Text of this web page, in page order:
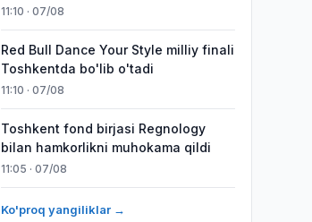
11:10 · 07/08
Red Bull Dance Your Style milliy finali
Toshkentda bo'lib o'tadi
11:10 · 07/08
Toshkent fond birjasi Regnology
bilan hamkorlikni muhokama qildi
11:05 · 07/08
Ko'proq yangiliklar →